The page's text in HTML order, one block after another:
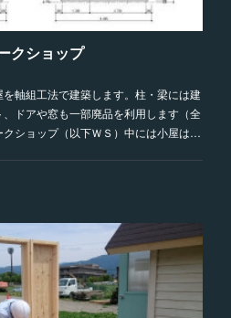
クショップ
軸組工法で建築します。柱・梁には建
ドアや窓も一部廃品を利用します（全
ショップ（以下ＷＳ）中には小屋は…